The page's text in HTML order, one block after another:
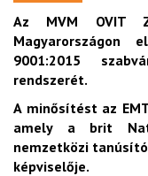
Az MVM OVIT
9001:2015
rendszerét.
A minősítést az
amely a brit
nemzetközi
képviselője.